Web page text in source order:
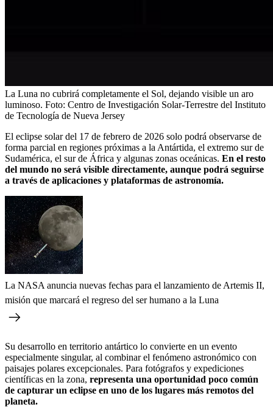
La Luna no cubrirá completamente el Sol, dejando visible un aro
luminoso. Foto: Centro de Investigación Solar-Terrestre del Instituto
de Tecnología de Nueva Jersey
El eclipse solar del 17 de febrero de 2026 solo podrá observarse de
forma parcial en regiones próximas a la Antártida, el extremo sur de
Sudamérica, el sur de África y algunas zonas oceánicas. En el resto
del mundo no será visible directamente, aunque podrá seguirse
a través de aplicaciones y plataformas de astronomía.
La NASA anuncia nuevas fechas para el lanzamiento de Artemis II,
misión que marcará el regreso del ser humano a la Luna
Su desarrollo en territorio antártico lo convierte en un evento
especialmente singular, al combinar el fenómeno astronómico con
paisajes polares excepcionales. Para fotógrafos y expediciones
científicas en la zona, representa una oportunidad poco común
de capturar un eclipse en uno de los lugares más remotos del
planeta.